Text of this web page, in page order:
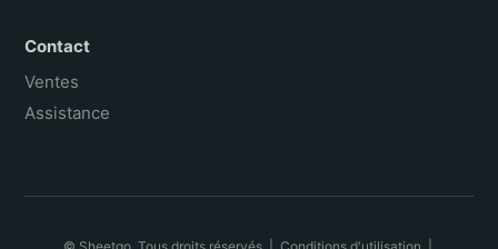
Contact
Ventes
Assistance